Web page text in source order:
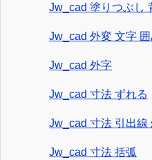
Jw_cad 塗りつぶし
Jw_cad 外変 文字 囲
Jw_cad 外字
Jw_cad 寸法 ずれる
Jw_cad 寸法 引出線
Jw_cad 寸法 括弧